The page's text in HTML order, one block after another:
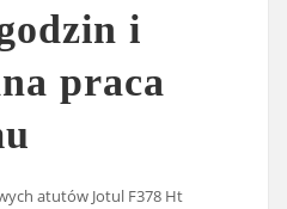
i
praca
atutów Jotul F378 Ht